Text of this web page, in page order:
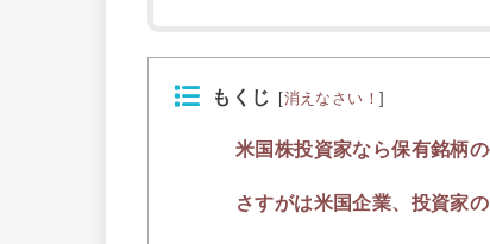
もくじ [消えなさい！]
米国株投資家なら保有銘柄
さすがは米国企業、投資家